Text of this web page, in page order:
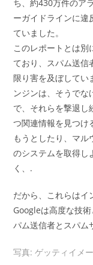
ち、約430万件のア
ーガイドラインに違
ていました。
このレポートとは別
ており、スパム送信
限り害を及ぼしてい
ンジンは、そうで
で、それらを撃退し
つ関連情報を見つけ
もうとしたり、マ
のシステムを取得し
く、.
だから、これらはイ
Googleは高度な技
パム送信者とスパム
写真: ゲッティイメ